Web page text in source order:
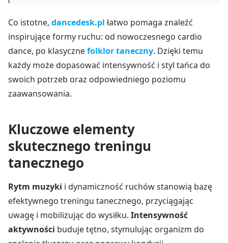
Co istotne, dancedesk.pl łatwo pomaga znaleźć
inspirujące formy ruchu: od nowoczesnego cardio
dance, po klasycznefolklor taneczny. Dzięki temu
każdy może dopasować intensywność i styl tańca do
swoich potrzeb oraz odpowiedniego poziomu
zaawansowania.
Kluczowe elementy
skutecznego treningu
tanecznego
Rytm muzyki i dynamiczność ruchów stanowią bazę
efektywnego treningu tanecznego, przyciągając
uwagę i mobilizując do wysiłku. Intensywność
aktywności buduje tętno, stymulując organizm do